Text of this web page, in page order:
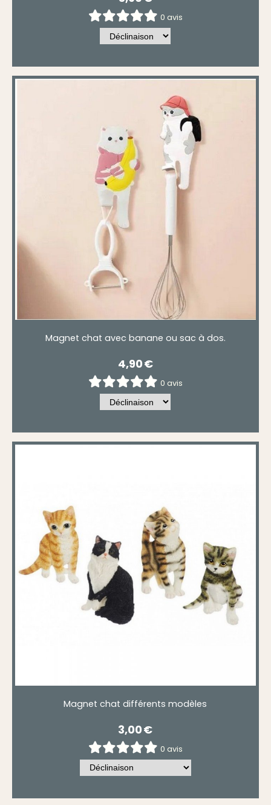
0 avis
Magnet chat avec banane ou sac à dos.
4,90€
0 avis
Magnet chat différents modèles
3,00€
0 avis